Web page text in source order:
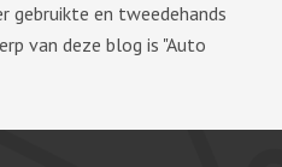
gebruikte en tweedehands
van deze blog is "Auto